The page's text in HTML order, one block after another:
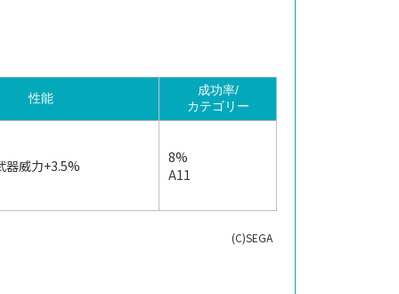
性能
成功率/
カテゴリー
器威力+3.5%
8%
A11
(C)SEGA